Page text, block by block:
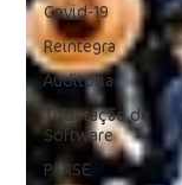
Covid-19
Reintegra
Auditoria
Tributação de
Software
PERSE